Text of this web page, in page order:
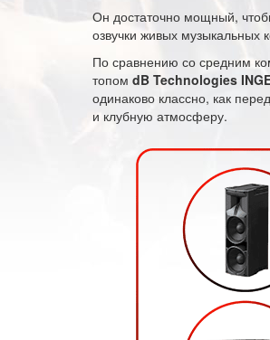
Он достаточно мощный,
озвучки живых музыкальных
По сравнению со средним
топом dB Technologies
одинаково классно, как
и клубную атмосферу.